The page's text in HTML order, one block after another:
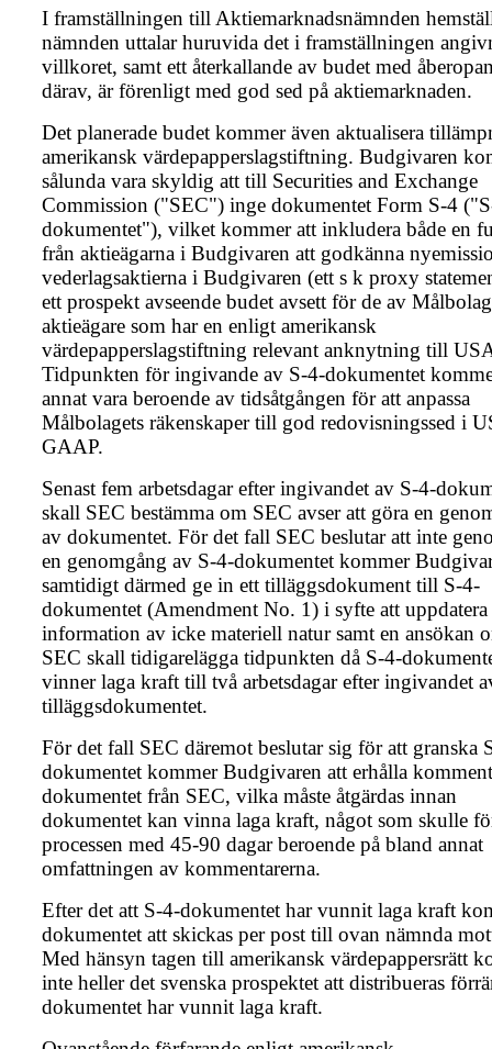
I framställningen till Aktiemarknadsnämnden
nämnden uttalar huruvida det i framställningen
villkoret, samt ett återkallande av budet med
därav, är förenligt med god sed på aktiemarknaden.
Det planerade budet kommer även aktualisera
amerikansk värdepapperslagstiftning. Budgivaren
sålunda vara skyldig att till Securities and Exchange
Commission ("SEC") inge dokumentet Form S-4
dokumentet"), vilket kommer att inkludera både en
från aktieägarna i Budgivaren att godkänna
vederlagsaktierna i Budgivaren (ett s k proxy
ett prospekt avseende budet avsett för de av
aktieägare som har en enligt amerikansk
värdepapperslagstiftning relevant anknytning till
Tidpunkten för ingivande av S-4-dokumentet
annat vara beroende av tidsåtgången för att anpassa
Målbolagets räkenskaper till god redovisningssed i
GAAP.
Senast fem arbetsdagar efter ingivandet av S-4-
skall SEC bestämma om SEC avser att göra en
av dokumentet. För det fall SEC beslutar att inte
en genomgång av S-4-dokumentet kommer
samtidigt därmed ge in ett tilläggsdokument till S-4-
dokumentet (Amendment No. 1) i syfte att uppdatera
information av icke materiell natur samt en ansökan
SEC skall tidigarelägga tidpunkten då S-4-
vinner laga kraft till två arbetsdagar efter ingivandet
tilläggsdokumentet.
För det fall SEC däremot beslutar sig för att granska
dokumentet kommer Budgivaren att erhålla
dokumentet från SEC, vilka måste åtgärdas innan
dokumentet kan vinna laga kraft, något som skulle
processen med 45-90 dagar beroende på bland annat
omfattningen av kommentarerna.
Efter det att S-4-dokumentet har vunnit laga kraft
dokumentet att skickas per post till ovan nämnda
Med hänsyn tagen till amerikansk värdepappersrätt
inte heller det svenska prospektet att distribueras
dokumentet har vunnit laga kraft.